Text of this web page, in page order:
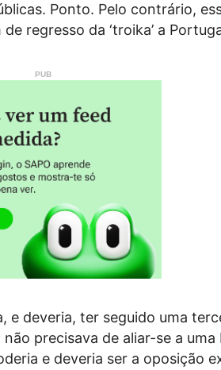
Ponto. Pelo contrário,
regresso da ‘troika’ a
e deveria, ter seguido uma
precisava de aliar-se a uma
e deveria ser a oposição